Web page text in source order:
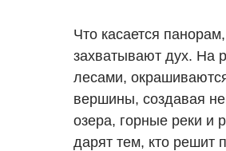
Что касается
захватывают дух. На
лесами,
вершины, создавая
озера, горные реки и
дарят тем, кто решит